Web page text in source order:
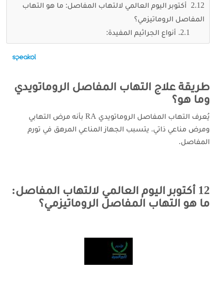
12 أكتوبر اليوم العالمي لالتهاب المفاصل: ما هو التهاب
المفاصل الروماتيزمي؟
أنواع الجراثيم المفيدة:
طريقة علاج التهاب المفاصل الروماتويدي
وما هو؟
يُعرف التهاب المفاصل الروماتويدي RA بأنه مرض التهابي
ومرض مناعي ذاتي. يتسبب الجهاز المناعي المرهق في تورم
المفاصل.
12 أكتوبر اليوم العالمي لالتهاب المفاصل:
ما هو التهاب المفاصل الروماتيزمي؟